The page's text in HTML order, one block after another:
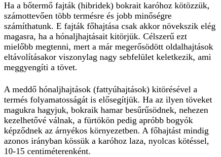
Ha a bőtermő fajták (hibridek) bokrait karóhoz kötözzük,
számottevően több termésre és jobb minőségre
számíthatunk. E fajták főhajtása csak akkor növekszik elég
magasra, ha a hónaljhajtásait kitörjük. Célszerű ezt
mielőbb megtenni, mert a már megerősödött oldalhajtások
eltávolításakor viszonylag nagy sebfelület keletkezik, ami
meggyengíti a tövet.
A meddő hónaljhajtások (fattyúhajtások) kitörésével a
termés folyamatosságát is elősegítjük. Ha az ilyen töveket
magukra hagyjuk, bokraik hamar besűrűsödnek, nehezen
kezelhetővé válnak, a fürtökön pedig apróbb bogyók
képződnek az árnyékos környezetben. A főhajtást mindig
azonos irányban kössük a karóhoz laza, nyolcas kötéssel,
10-15 centiméterenként.